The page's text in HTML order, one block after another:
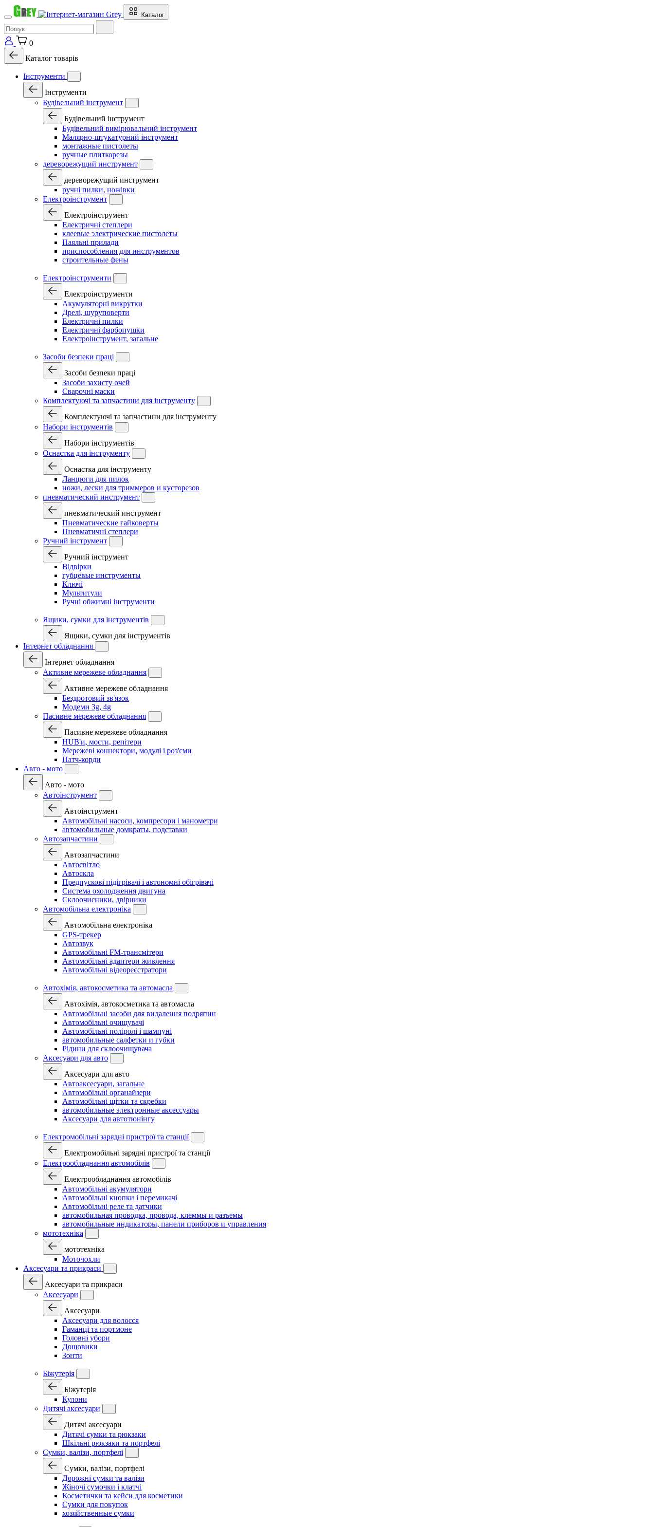
Каталог
0
Каталог товарів
Інструменти
Інструменти
Будівельний інструмент
Будівельний інструмент
Будівельний вимірювальний інструмент
Малярно-штукатурний інструмент
монтажные пистолеты
ручные плиткорезы
дереворежущий инструмент
дереворежущий инструмент
ручні пилки, ножівки
Електроінструмент
Електроінструмент
Електричні степлери
клеевые электрические пистолеты
Паяльні прилади
приспособления для инструментов
строительные фены
Електроінструменти
Електроінструменти
Акумуляторні викрутки
Дрелі, шуруповерти
Електричні пилки
Електричні фарбопушки
Електроінструмент, загальне
Засоби безпеки праці
Засоби безпеки праці
Засоби захисту очей
Сварочні маски
Комплектуючі та запчастини для інструменту
Комплектуючі та запчастини для інструменту
Набори інструментів
Набори інструментів
Оснастка для інструменту
Оснастка для інструменту
Ланцюги для пилок
ножи, лески для триммеров и кусторезов
пневматический инструмент
пневматический инструмент
Пневматические гайковерты
Пневматичні степлери
Ручний інструмент
Ручний інструмент
Відвірки
губцевые инструменты
Ключі
Мультитули
Ручні обжимні інструменти
Ящики, сумки для інструментів
Ящики, сумки для інструментів
Інтернет обладнання
Інтернет обладнання
Активне мережеве обладнання
Активне мережеве обладнання
Бездротовий зв'язок
Модеми 3g, 4g
Пасивне мережеве обладнання
Пасивне мережеве обладнання
HUB'и, мости, репітери
Мережеві коннектори, модулі і роз'єми
Патч-корди
Авто - мото
Авто - мото
Автоінструмент
Автоінструмент
Автомобільні насоси, компресори і манометри
автомобильные домкраты, подставки
Автозапчастини
Автозапчастини
Автосвітло
Автоскла
Предпускові підігрівачі і автономні обігрівачі
Система охолодження двигуна
Склоочисники, двірники
Автомобільна електроніка
Автомобільна електроніка
GPS-трекер
Автозвук
Автомобільні FM-трансмітери
Автомобільні адаптери живлення
Автомобільні відеореєстратори
Автохімія, автокосметика та автомасла
Автохімія, автокосметика та автомасла
Автомобільні засоби для видалення подряпин
Автомобільні очищувачі
Автомобільні поліролі і шампуні
автомобильные салфетки и губки
Рідини для склоочищувача
Аксесуари для авто
Аксесуари для авто
Автоаксесуари, загальне
Автомобільні органайзери
Автомобільні щітки та скребки
автомобильные электронные аксессуары
Аксесуари для автотюнінгу
Електромобільні зарядні пристрої та станції
Електромобільні зарядні пристрої та станції
Електрообладнання автомобілів
Електрообладнання автомобілів
Автомобільні акумулятори
Автомобільні кнопки і перемикачі
Автомобільні реле та датчики
автомобильная проводка, провода, клеммы и разъемы
автомобильные индикаторы, панели приборов и управления
мототехніка
мототехніка
Моточохли
Аксесуари та прикраси
Аксесуари та прикраси
Аксесуари
Аксесуари
Аксесуари для волосся
Гаманці та портмоне
Головні убори
Дощовики
Зонти
Біжутерія
Біжутерія
Кулони
Дитячі аксесуари
Дитячі аксесуари
Дитячі сумки та рюкзаки
Шкільні рюкзаки та портфелі
Сумки, валізи, портфелі
Сумки, валізи, портфелі
Дорожні сумки та валізи
Жіночі сумочки і клатчі
Косметички та кейси для косметики
Сумки для покупок
хозяйственные сумки